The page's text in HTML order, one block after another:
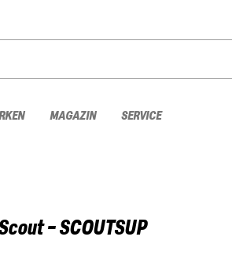
MAGAZIN SERVICE
- SCOUTSUP